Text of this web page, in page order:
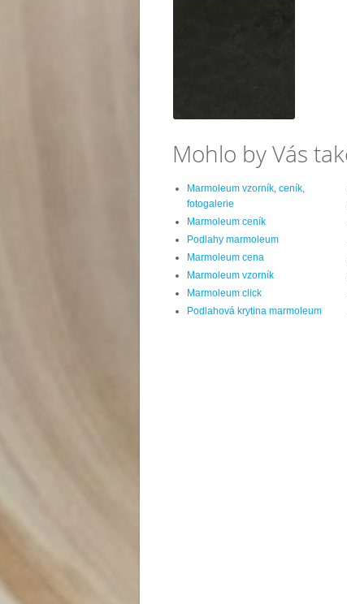
Mohlo by Vás
Marmoleum vzorník, ceník,
fotogalerie
Marmoleum ceník
Podlahy marmoleum
Marmoleum cena
Marmoleum vzorník
Marmoleum click
Podlahová krytina marmoleum